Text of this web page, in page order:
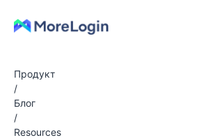
Продукт
/
Блог
/
Resources